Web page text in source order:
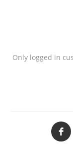
Only logged in